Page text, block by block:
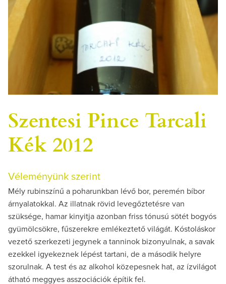
Szentesi Pince Tarcali
Kék 2012
Véleményünk szerint
Mély rubinszínű a poharunkban lévő bor, peremén bíbor
árnyalatokkal. Az illatnak rövid levegőztetésre van
szüksége, hamar kinyitja azonban friss tónusú sötét bogyós
gyümölcsökre, fűszerekre emlékeztető világát. Kóstoláskor
vezető szerkezeti jegynek a tanninok bizonyulnak, a savak
ezekkel igyekeznek lépést tartani, de a második helyre
szorulnak. A test és az alkohol közepesnek hat, az ízvilágot
átható meggyes asszociációk építik fel.